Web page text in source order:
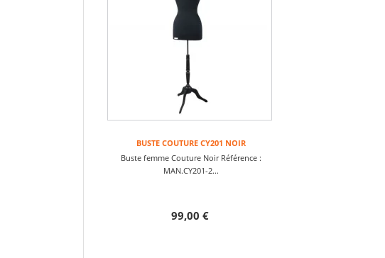
BUSTE COUTURE CY201 NOIR
Buste femme Couture Noir Référence :
MAN.CY201-2...
99,00 €